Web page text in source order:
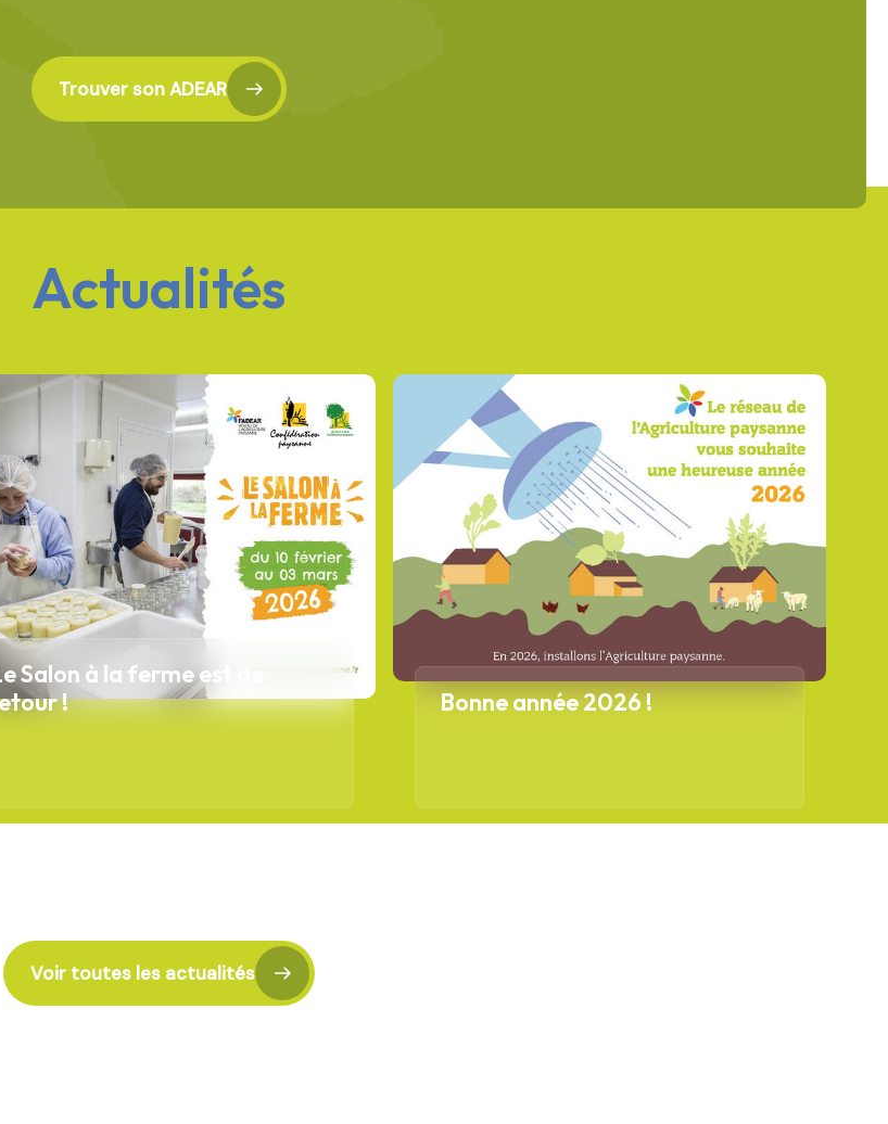
Trouver son ADEAR
Actualités
Salon à la ferme est de
!
Bonne année 2026 !
Voir toutes les actualités